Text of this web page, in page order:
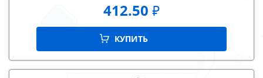
412.50 ₽
КУПИТЬ